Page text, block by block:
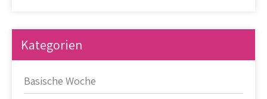
Kategorien
Basische Woche